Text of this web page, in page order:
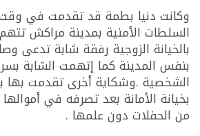
وكانت دنيا بطمة قد تقدمت في
السلطات الأمنية بمدينة مراكش
بالخيانة الزوجية رفقة شابة تدعى
بنفس المدينة كما إتهمت الشابة
الشخصية .وشكاية أخرى تقدمت
بخيانة الأمانة بعد تصرفه في
من الحفلات دون علمها .